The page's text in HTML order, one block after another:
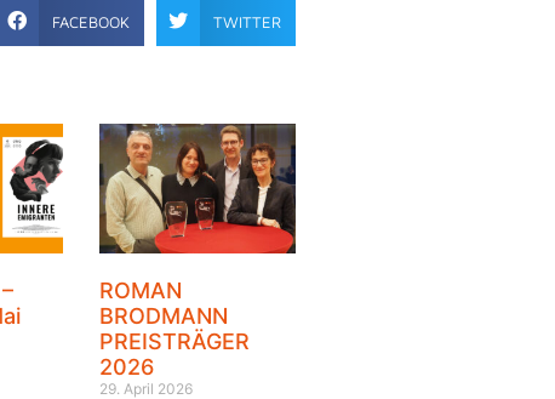
FACEBOOK TWITTER
ROMAN
BRODMANN
PREISTRÄGER
2026
29. April 2026